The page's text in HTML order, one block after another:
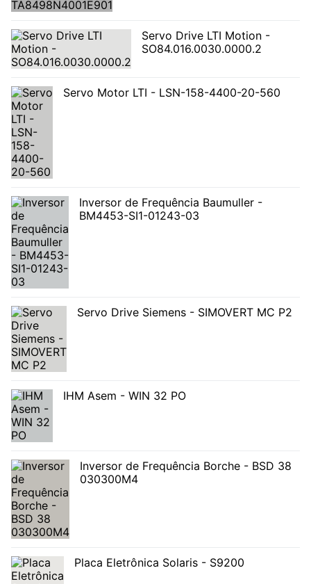
Servo Drive LTI Motion -
SO84.016.0030.0000.2
Servo Motor LTI - LSN-158-4400-20-560
Inversor de Frequência Baumuller -
BM4453-SI1-01243-03
Servo Drive Siemens - SIMOVERT MC P2
IHM Asem - WIN 32 PO
Inversor de Frequência Borche - BSD 38
030300M4
Placa Eletrônica Solaris - S9200